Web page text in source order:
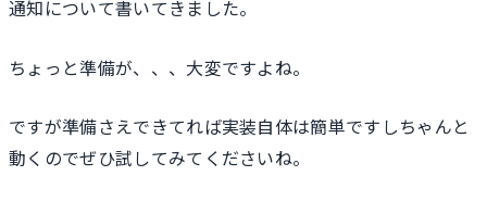
通知について書いてきました。
ちょっと準備が、、、大変ですよね。
ですが準備さえできてれば実装自体は簡単ですしちゃんと
動くのでぜひ試してみてくださいね。